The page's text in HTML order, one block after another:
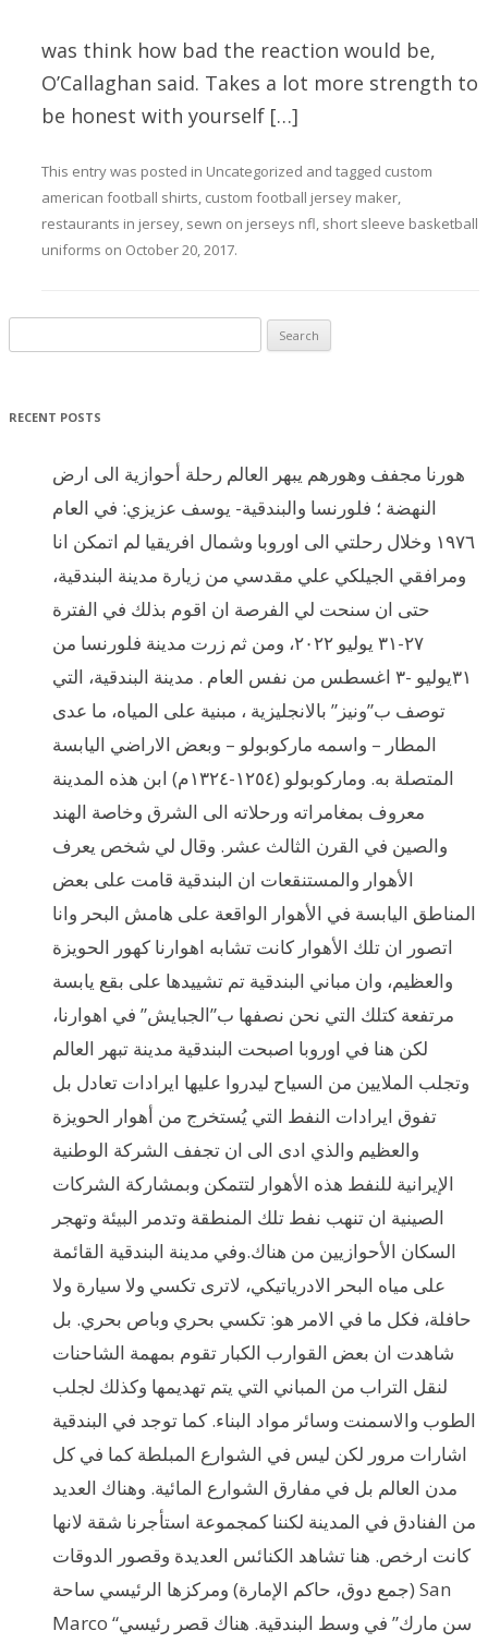
was think how bad the reaction would be,
O’Callaghan said. Takes a lot more strength to
be honest with yourself […]
This entry was posted in Uncategorized and tagged custom
american football shirts, custom football jersey maker,
restaurants in jersey, sewn on jerseys nfl, short sleeve basketball
uniforms on October 20, 2017.
RECENT POSTS
هورنا مجفف وهورهم يبهر العالم رحلة أحوازية الى ارض
النهضة ؛ فلورنسا والبندقية- يوسف عزيزي: في العام
١٩٧٦ وخلال رحلتي الى اوروبا وشمال افريقيا لم اتمكن انا
ومرافقي الجيلكي علي مقدسي من زيارة مدينة البندقية،
حتى ان سنحت لي الفرصة ان اقوم بذلك في الفترة
٢٧-٣١ يوليو ٢٠٢٢، ومن ثم زرت مدينة فلورنسا من
٣١يوليو -٣ اغسطس من نفس العام . مدينة البندقية، التي
توصف ب”ونيز” بالانجليزية ، مبنية على المياه، ما عدى
المطار – واسمه ماركوبولو – وبعض الاراضي اليابسة
المتصلة به. وماركوبولو (١٢٥٤-١٣٢٤م) ابن هذه المدينة
معروف بمغامراته ورحلاته الى الشرق وخاصة الهند
والصين في القرن الثالث عشر. وقال لي شخص يعرف
الأهوار والمستنقعات ان البندقية قامت على بعض
المناطق اليابسة في الأهوار الواقعة على هامش البحر وانا
اتصور ان تلك الأهوار كانت تشابه اهوارنا كهور الحويزة
والعظيم، وان مباني البندقية تم تشييدها على بقع يابسة
مرتفعة كتلك التي نحن نصفها ب”الجبايش” في اهوارنا،
لكن هنا في اوروبا اصبحت البندقية مدينة تبهر العالم
وتجلب الملايين من السياح ليدروا عليها ايرادات تعادل بل
تفوق ايرادات النفط التي يُستخرج من أهوار الحويزة
والعظيم والذي ادى الى ان تجفف الشركة الوطنية
الإيرانية للنفط هذه الأهوار لتتمكن وبمشاركة الشركات
الصينية ان تنهب نفط تلك المنطقة وتدمر البيئة وتهجر
السكان الأحوازيين من هناك.وفي مدينة البندقية القائمة
على مياه البحر الادرياتيكي، لاترى تكسي ولا سيارة ولا
حافلة، فكل ما في الامر هو: تكسي بحري وباص بحري. بل
شاهدت ان بعض القوارب الكبار تقوم بمهمة الشاحنات
لنقل التراب من المباني التي يتم تهديمها وكذلك لجلب
الطوب والاسمنت وسائر مواد البناء. كما توجد في البندقية
اشارات مرور لكن ليس في الشوارع المبلطة كما في كل
مدن العالم بل في مفارق الشوارع المائية. وهناك العديد
من الفنادق في المدينة لكننا كمجموعة استأجرنا شقة لانها
كانت ارخص. هنا تشاهد الكنائس العديدة وقصور الدوقات
(جمع دوق، حاكم الإمارة) ومركزها الرئيسي ساحة San
Marco “سن مارك” في وسط البندقية. هناك قصر رئيسي